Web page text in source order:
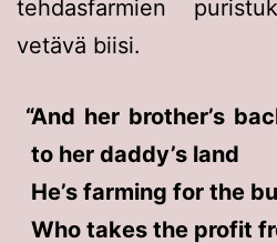
tehdasfarmien
vetävä biisi.
And her brother’s
to her daddy’s land
He’s farming for the
Who takes the profit